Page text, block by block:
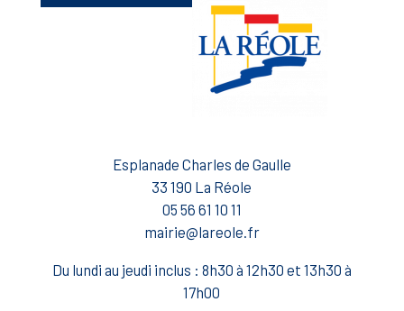
Esplanade Charles de Gaulle
33 190 La Réole
05 56 61 10 11
mairie@lareole.fr
Du lundi au jeudi inclus : 8h30 à 12h30 et 13h30 à
17h00